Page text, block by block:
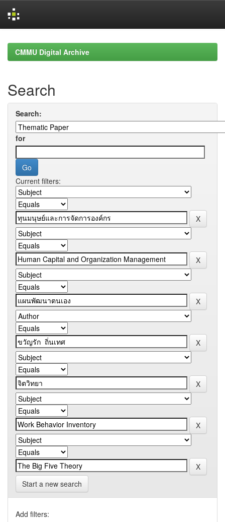
navigationCMMU Digital Archive
Search
Search:
for
Current filters:
Start a new search
Add filters: